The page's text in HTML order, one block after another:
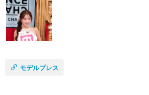
モデルプレス